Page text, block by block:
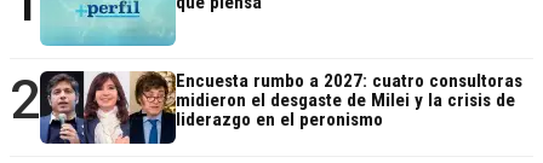
2
Encuesta rumbo a 2027: cuatro consultoras
midieron el desgaste de Milei y la crisis de
liderazgo en el peronismo